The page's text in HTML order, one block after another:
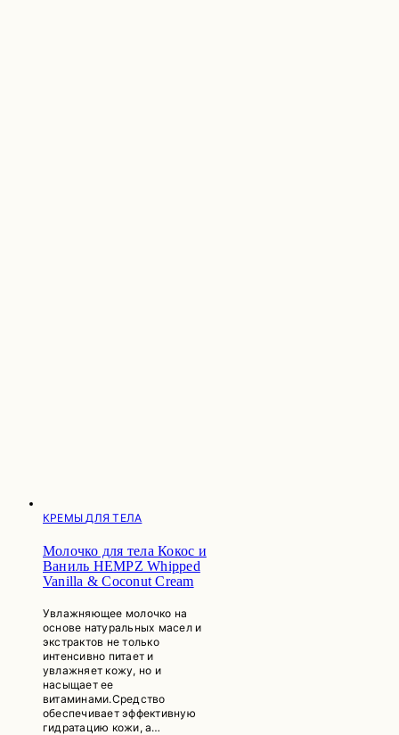
КРЕМЫ ДЛЯ ТЕЛА
Молочко для тела Кокос и
Ваниль HEMPZ Whipped
Vanilla & Coconut Cream
Увлажняющее молочко на
основе натуральных масел и
экстрактов не только
интенсивно питает и
увлажняет кожу, но и
насыщает ее
витаминами.Средство
обеспечивает эффективную
гидратацию кожи, а…